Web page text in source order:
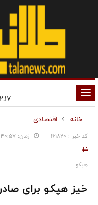
تغییر
وضعیت
ناوبری
۱۱:۲۲:۱۷ ۱۴۰۵/۰۵/۱۷
خانه
اقتصادی
کد خبر : 161820 زمان: ۱۶:۴۰:۵۷ - تاریخ: ۱۴۰۲/۱۰/۱۱
هپکو
خیز هپکو برای